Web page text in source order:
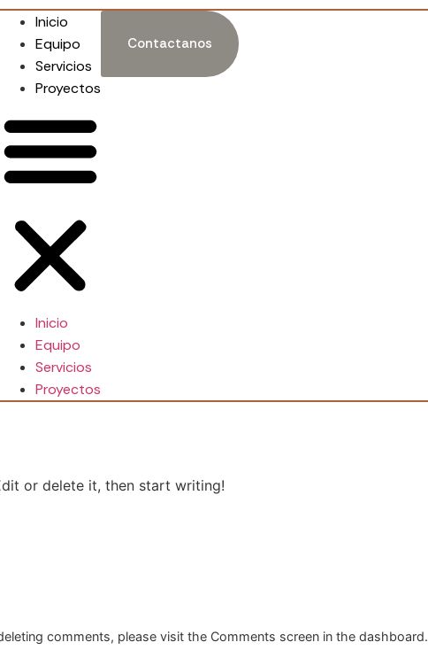
Inicio
Equipo
Servicios
Proyectos
Inicio
Equipo
Servicios
Proyectos
Contactanos
or delete it, then start writing!
comments, please visit the Comments screen in the dashboard.